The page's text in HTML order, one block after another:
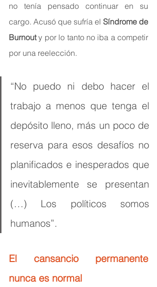
no tenía pensado continuar en su
cargo. Acusó que sufría el Síndrome de
Burnout y por lo tanto no iba a competir
por una reelección.
“No puedo ni debo hacer el
trabajo a menos que tenga el
depósito lleno, más un poco de
reserva para esos desafíos no
planificados e inesperados que
inevitablemente se presentan
(…) Los políticos somos
humanos”.
El cansancio permanente
nunca es normal